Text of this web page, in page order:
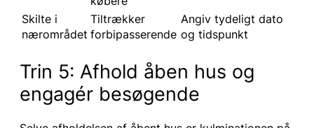
Skilte i
nærområdet
Tiltrækker
forbipasserende
Angiv tydeligt dato
og tidspunkt
Trin 5: Afhold åben hus og
engagér besøgende